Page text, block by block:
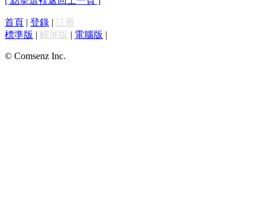
首頁 | 登錄 | 註冊
標準版 | 觸屏版 | 電腦版 |
© Comsenz Inc.